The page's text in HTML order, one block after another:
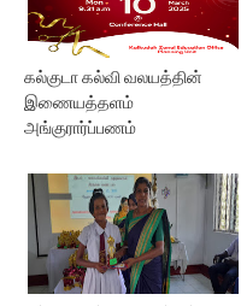
கல்குடா கல்வி வலயத்தின்
இணையத்தளம்
அங்குரார்ப்பணம்